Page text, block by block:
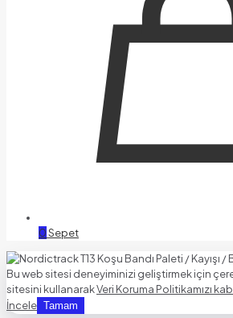
0Sepet
Bu web sitesi deneyiminizi geliştirmek için
sitesini kullanarakVeri Koruma Politikamızı
İncele Tamam